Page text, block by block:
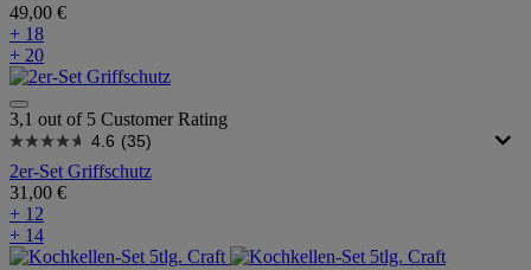
49,00 €
+ 18
+ 20
3,1 out of 5 Customer Rating
4.6 (35)
2er-Set Griffschutz
31,00 €
+ 12
+ 14